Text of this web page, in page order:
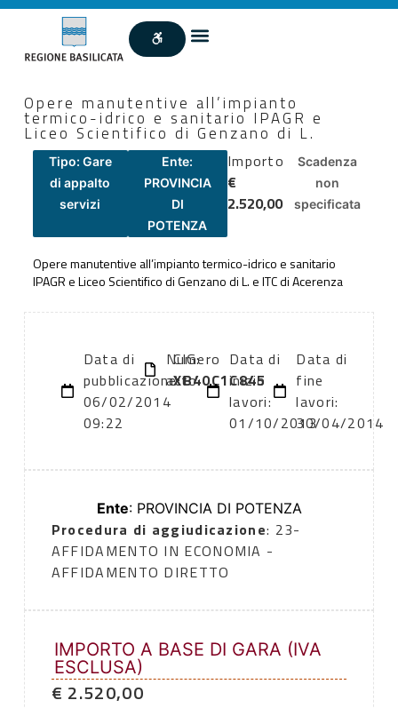
Opere manutentive all’impianto
termico-idrico e sanitario IPAGR e
Liceo Scientifico di Genzano di L.
Tipo: Gare
di appalto
servizi
Ente:
PROVINCIA
DI
POTENZA
Importo
€
2.520,00
Scadenza
non
specificata
Opere manutentive all’impianto termico-idrico e sanitario
IPAGR e Liceo Scientifico di Genzano di L. e ITC di Acerenza
Data di
pubblicazione:
06/02/2014
09:22
Numero
atto:
CIG:
XB40C1C845
Data di
inizio
lavori:
01/10/2013
Data di
fine
lavori:
30/04/2014
Ente: PROVINCIA DI POTENZA
Procedura di aggiudicazione: 23-
AFFIDAMENTO IN ECONOMIA -
AFFIDAMENTO DIRETTO
IMPORTO A BASE DI GARA (IVA
ESCLUSA)
€ 2.520,00